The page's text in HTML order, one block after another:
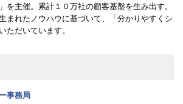
を主催。累計１０万社の顧客基盤を生み出す。
まれたノウハウに基づいて、「分かりやすくシ
ただいています。
事務局